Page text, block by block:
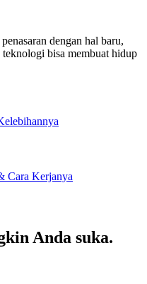
dengan hal baru,
bisa membuat hidup
Cara Kerjanya
Anda suka.